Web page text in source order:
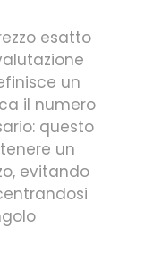
esatto
un
il numero
questo
un
evitando